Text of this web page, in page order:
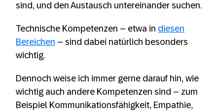
sind, und den Austausch untereinander suchen.
Technische Kompetenzen – etwa in diesen
Bereichen – sind dabei natürlich besonders
wichtig.
Dennoch weise ich immer gerne darauf hin, wie
wichtig auch andere Kompetenzen sind – zum
Beispiel Kommunikationsfähigkeit, Empathie,